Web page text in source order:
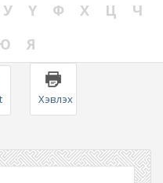
У Ү Ф Х Ц
Ч
Я
Хэвлэх